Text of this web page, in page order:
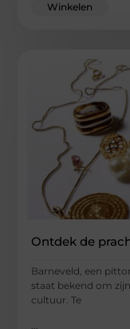
Winkelen
Ontdek de
Barneveld, een
staat bekend om
cultuur. Te
...